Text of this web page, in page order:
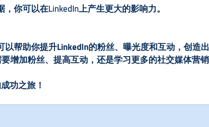
你可以在LinkedIn上产生更大的影响力。
帮助你提升LinkedIn的粉丝、曝光度和互动，创造
增加粉丝、提高互动，还是学习更多的社交媒体营
功之旅！